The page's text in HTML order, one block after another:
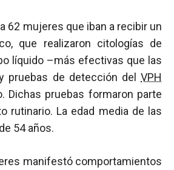
62 mujeres que iban a recibir un
que realizaron citologías de
líquido –más efectivas que las
pruebas de detección del VPH
Dichas pruebas formaron parte
rutinario. La edad media de las
54 años.
manifestó comportamientos